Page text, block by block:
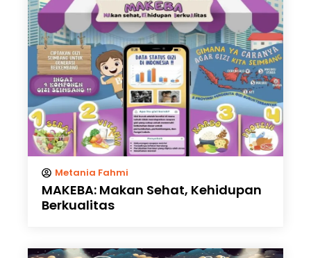
Metania Fahmi
MAKEBA: Makan Sehat, Kehidupan
Berkualitas